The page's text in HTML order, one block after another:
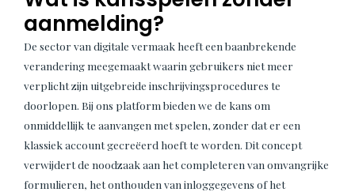
aanmelding?
De sector van digitale vermaak heeft een baanbrekende
verandering meegemaakt waarin gebruikers niet meer
verplicht zijn uitgebreide inschrijvingsprocedures te
doorlopen. Bij ons platform bieden we de kans om
onmiddellijk te aanvangen met spelen, zonder dat er een
klassiek account gecreëerd hoeft te worden. Dit concept
verwijdert de noodzaak aan het completeren van omvangrijke
formulieren, het onthouden van inloggegevens of het